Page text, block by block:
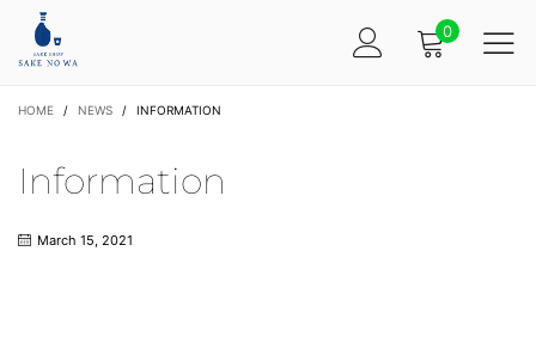
0
HOME / NEWS / INFORMATION
Information
March 15, 2021